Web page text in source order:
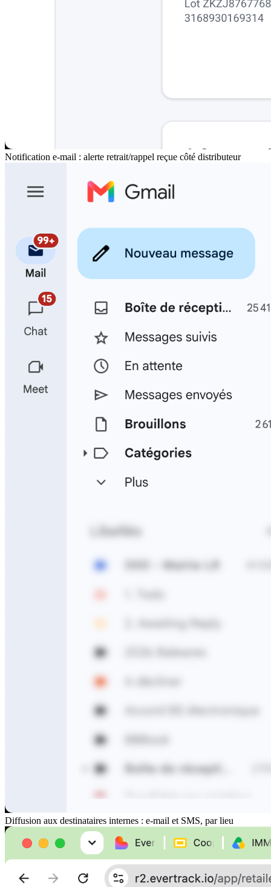
Notification e-mail : alerte retrait/rappel reçue côté distributeur
Diffusion aux destinataires internes : e-mail et SMS, par lieu